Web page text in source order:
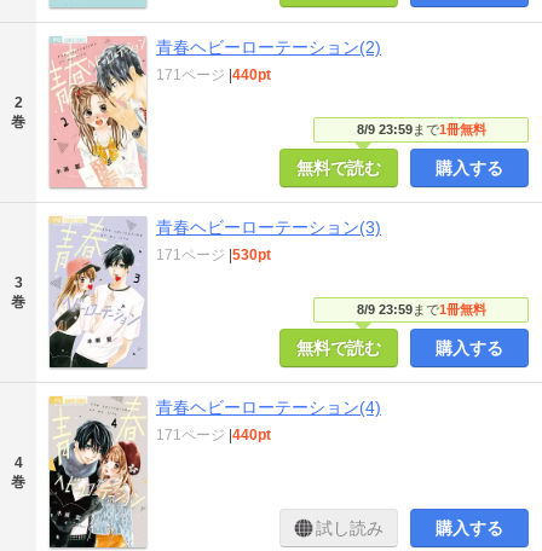
2
巻
青春ヘビーローテーション(2)
8/9 23:59まで1冊無料
171ページ |440pt
無料で読む 購入する
3
巻
青春ヘビーローテーション(3)
8/9 23:59まで1冊無料
171ページ |530pt
無料で読む 購入する
4
巻
青春ヘビーローテーション(4)
171ページ |440pt
試し読み 購入する